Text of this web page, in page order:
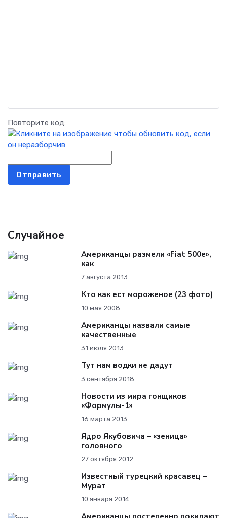
Повторите код:
Отправить
Случайное
Американцы размели «Fiat 500e»,
как
7 августа 2013
Кто как ест мороженое (23 фото)
10 мая 2008
Американцы назвали самые
качественные
31 июля 2013
Тут нам водки не дадут
3 сентября 2018
Новости из мира гонщиков
«Формулы-1»
16 марта 2013
Ядро Якубовича – «зеница»
головного
27 октября 2012
Известный турецкий красавец –
Мурат
10 января 2014